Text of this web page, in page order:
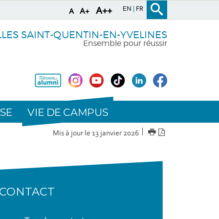
A A+ A++ EN FR
SAINT-QUENTIN-EN-YVELINES
Ensemble pour réussir
VIE DE CAMPUS
Mis à jour le 13 janvier 2026 IMPRIMER
CONTACT